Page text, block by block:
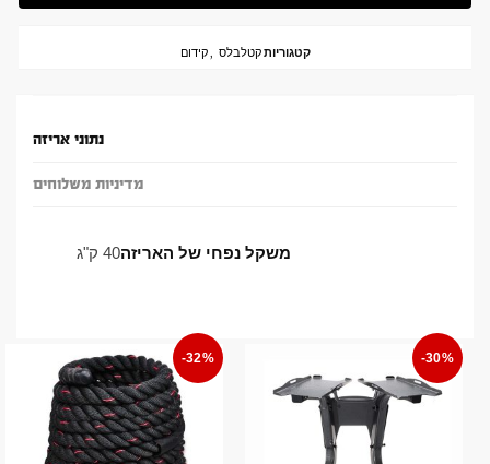
קטגוריות קטלבלס ,קידום
נתוני אריזה
מדיניות משלוחים
משקל נפחי של האריזה40 ק"ג
-30%
-32%